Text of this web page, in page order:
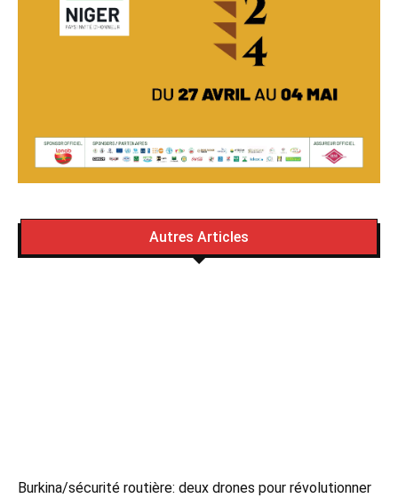
Autres Articles
Burkina/sécurité routière: deux drones pour révolutionner